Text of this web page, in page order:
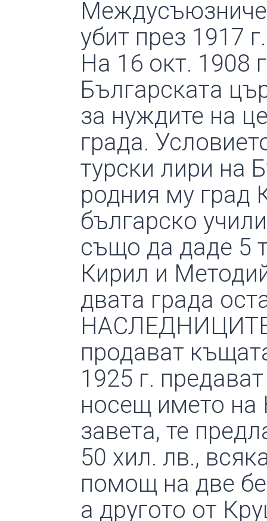
убит през 1917
На 16 окт. 1908
Българската
за нуждите на
града.
турски лири на
родния му град
българско
също да даде 5
Кирил и
двата града
НАСЛЕДНИЦИТЕ
продават
1925 г.
носещ името на
завета, те
50 хил. лв.,
помощ на две
а другото от